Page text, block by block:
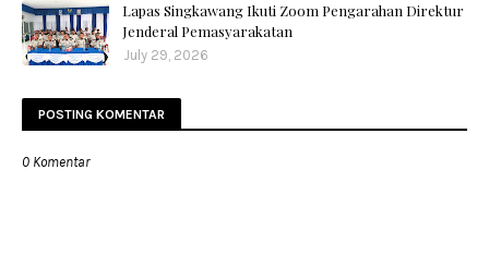
Lapas Singkawang Ikuti Zoom Pengarahan Direktur
Jenderal Pemasyarakatan
July 29, 2026
POSTING KOMENTAR
0 Komentar